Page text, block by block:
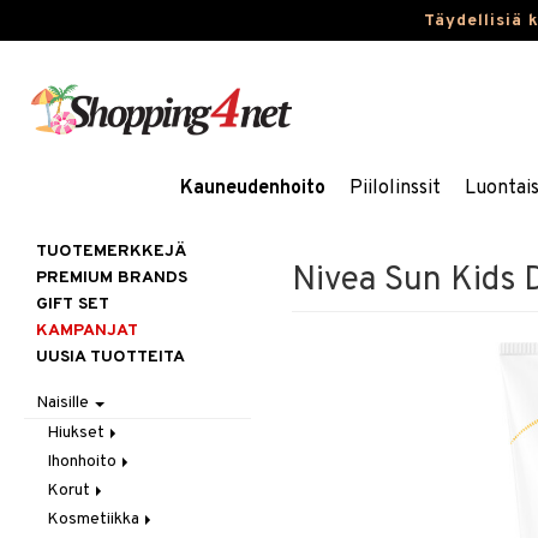
Täydellisiä
Kauneudenhoito Piilolinssit
Nivea Sun Kids
TUOTEMERKKEJÄ
PREMIUM BRANDS
GIFT SET
KAMPANJAT
UUSIA TUOTTEITA
Naisille
Hiukset
Gift Set
Harjat / Kammat
Hiuskuurit
Ihonhoito
Aurinkotuotteet
Erikoistuotteet
Korut
Kaulakorut
Kosmetiikka